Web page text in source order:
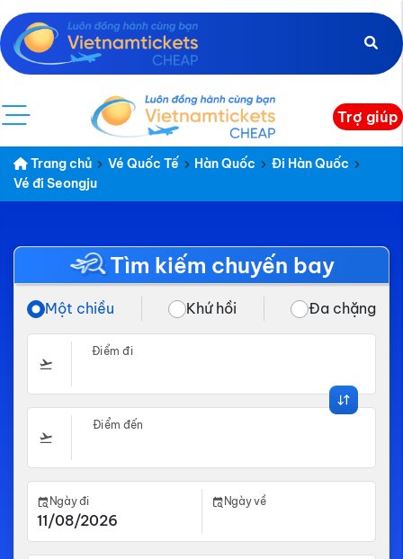
Trợ giúp
Trang chủ Vé Quốc Tế Hàn Quốc
Đi Hàn Quốc
Vé đi Seongju
Tìm kiếm chuyến bay
Một chiều Khứ hồi Đa chặng
Điểm đi
Điểm đến
Ngày đi Ngày về